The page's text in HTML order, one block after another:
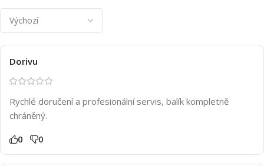
Dorivu
Rychlé doručení a profesionální servis, balík kompletně
chráněný.
0 0